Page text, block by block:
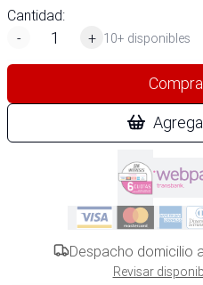
Cantidad:
-
+ 10+ disponibles
Despacho domicilio a
Revisar